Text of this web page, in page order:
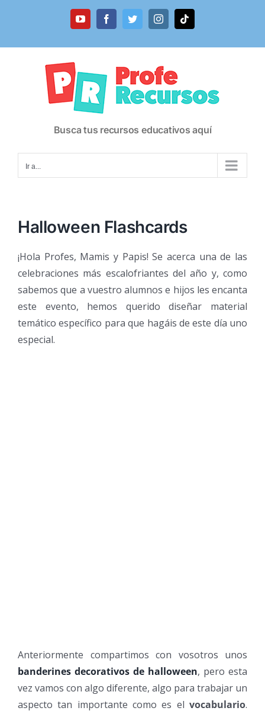
YouTubeFacebookTwitterInstagramTiktok
Busca tus recursos educativos aquí
Ir a...
Halloween Flashcards
¡Hola Profes, Mamis y Papis! Se acerca una de las
celebraciones más escalofriantes del año y, como
sabemos que a vuestro alumnos e hijos les encanta
este evento, hemos querido diseñar material
temático específico para que hagáis de este día uno
especial.
Anteriormente compartimos con vosotros unos
banderines decorativos de halloween, pero esta
vez vamos con algo diferente, algo para trabajar un
aspecto tan importante como es el vocabulario.